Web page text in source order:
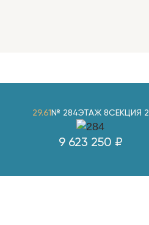
29.61 № 284ЭТАЖ 8СЕКЦИЯ 2
9 623 250 ₽